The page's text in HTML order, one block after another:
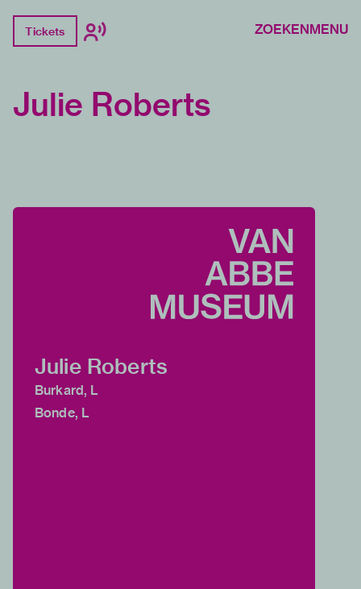
Tickets ZOEKENMENU
Julie Roberts
Julie Roberts
Burkard, L
Bonde, L